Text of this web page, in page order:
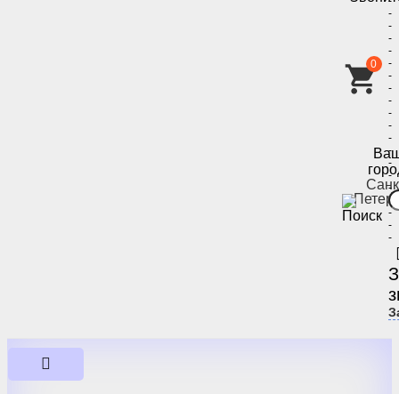
-
-
-
-
-
-
-
-
-
-
-
-
-
-
-
-
-
-
-
0